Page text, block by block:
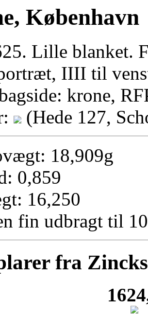
København
Lille blanket.
IIII til
krone,
(Hede 127,
18,909g
0,859
16,250
fin udbragt til
fra